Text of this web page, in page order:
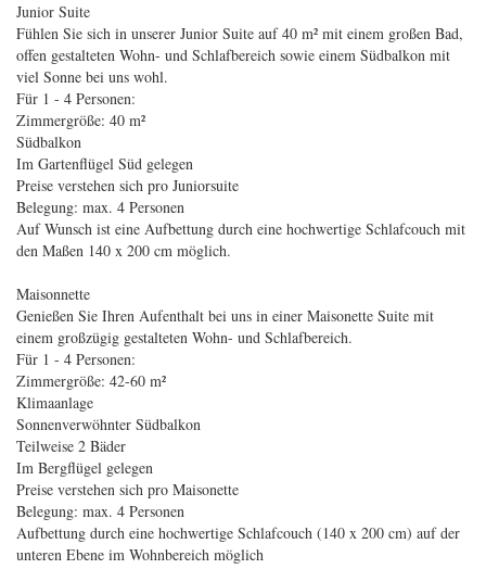
Junior Suite
Fühlen Sie sich in unserer Junior Suite auf 40 m² mit einem großen Bad,
offen gestalteten Wohn- und Schlafbereich sowie einem Südbalkon mit
viel Sonne bei uns wohl.
Für 1 - 4 Personen:
Zimmergröße: 40 m²
Südbalkon
Im Gartenflügel Süd gelegen
Preise verstehen sich pro Juniorsuite
Belegung: max. 4 Personen
Auf Wunsch ist eine Aufbettung durch eine hochwertige Schlafcouch mit
den Maßen 140 x 200 cm möglich.
Maisonnette
Genießen Sie Ihren Aufenthalt bei uns in einer Maisonette Suite mit
einem großzügig gestalteten Wohn- und Schlafbereich.
Für 1 - 4 Personen:
Zimmergröße: 42-60 m²
Klimaanlage
Sonnenverwöhnter Südbalkon
Teilweise 2 Bäder
Im Bergflügel gelegen
Preise verstehen sich pro Maisonette
Belegung: max. 4 Personen
Aufbettung durch eine hochwertige Schlafcouch (140 x 200 cm) auf der
unteren Ebene im Wohnbereich möglich